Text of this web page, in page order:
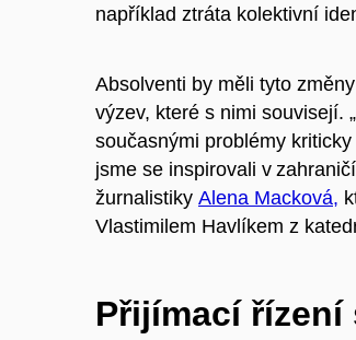
například ztráta kolektivní
Absolventi by měli tyto
výzev, které s nimi souvisejí.
současnými problémy
jsme se inspirovali v
žurnalistiky Alena Macková,
Vlastimilem Havlíkem z
Přijímací řízení